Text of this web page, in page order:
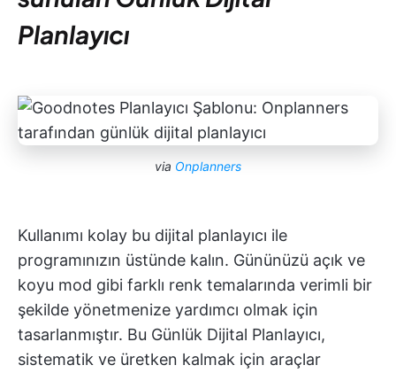
Planlayıcı
via Onplanners
Kullanımı kolay bu dijital planlayıcı ile
programınızın üstünde kalın. Gününüzü açık ve
koyu mod gibi farklı renk temalarında verimli bir
şekilde yönetmenize yardımcı olmak için
tasarlanmıştır. Bu Günlük Dijital Planlayıcı,
sistematik ve üretken kalmak için araçlar